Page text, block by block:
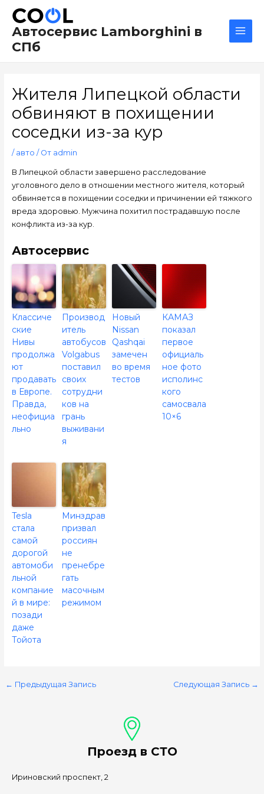
содержимому
Автосервис Lamborghini в
СПб
Жителя Липецкой области
обвиняют в похищении
соседки из-за кур
/ авто / От admin
В Липецкой области завершено расследование
уголовного дело в отношении местного жителя, который
обвиняется в похищении соседки и причинении ей тяжкого
вреда здоровью. Мужчина похитил пострадавшую после
конфликта из-за кур.
Автосервис
Классиче
ские
Нивы
продолжа
ют
продавать
в Европе.
Правда,
неофициа
льно
Производ
итель
автобусов
Volgabus
поставил
своих
сотрудни
ков на
грань
выживани
я
Новый
Nissan
Qashqai
замечен
во время
тестов
КАМАЗ
показал
первое
официаль
ное фото
исполинс
кого
самосвала
10×6
Tesla
стала
самой
дорогой
автомоби
льной
компание
й в мире:
позади
даже
Тойота
Минздрав
призвал
россиян
не
пренебре
гать
масочным
режимом
по
записям
← Предыдущая Запись Следующая Запись →
Проезд в СТО
Ириновский проспект, 2